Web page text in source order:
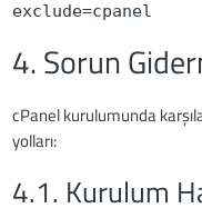
exclude=cpanel
4. Sorun
cPanel kurulumunda
yolları:
4.1. Kurulum